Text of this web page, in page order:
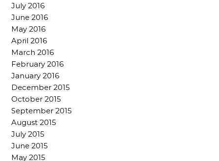
July 2016
June 2016
May 2016
April 2016
March 2016
February 2016
January 2016
December 2015
October 2015
September 2015
August 2015
July 2015
June 2015
May 2015